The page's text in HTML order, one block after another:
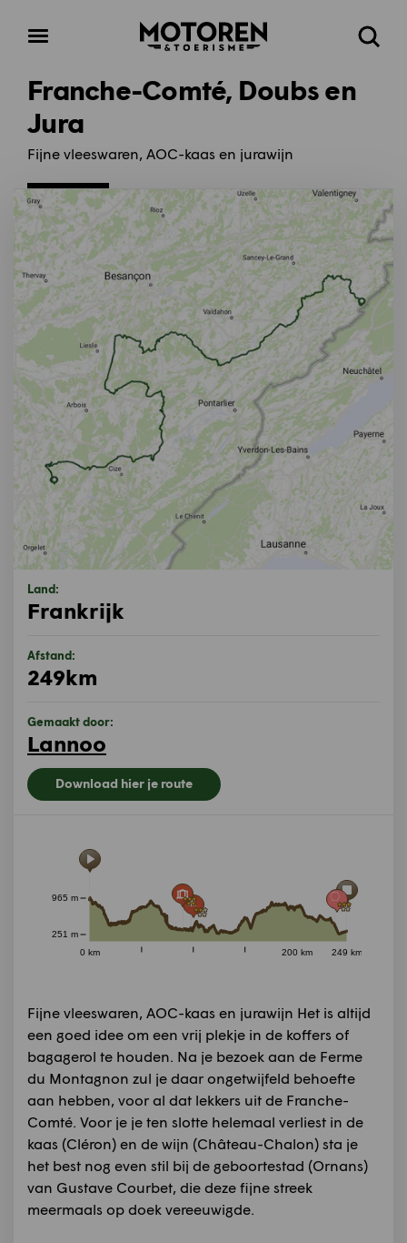
Open
Homepage Zoeken
Franche-Comté, Doubs en
Jura
Fijne vleeswaren, AOC-kaas en jurawijn
0 km 200 km 249 km
251 m
965 m
Fijne vleeswaren, AOC-kaas en jurawijn Het is altijd
een goed idee om een vrij plekje in de koffers of
bagagerol te houden. Na je bezoek aan de Ferme
du Montagnon zul je daar ongetwijfeld behoefte
aan hebben, voor al dat lekkers uit de Franche-
Comté. Voor je je ten slotte helemaal verliest in de
kaas (Cléron) en de wijn (Château-Chalon) sta je
het best nog even stil bij de geboortestad (Ornans)
van Gustave Courbet, die deze fijne streek
meermaals op doek vereeuwigde.
Land:
Frankrijk
Afstand:
249km
Gemaakt door:
Lannoo
Download hier je route